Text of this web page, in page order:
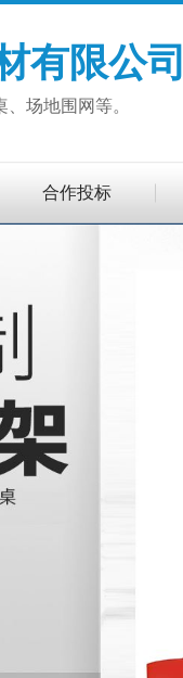
有限公司
场地围网等。
合作投标